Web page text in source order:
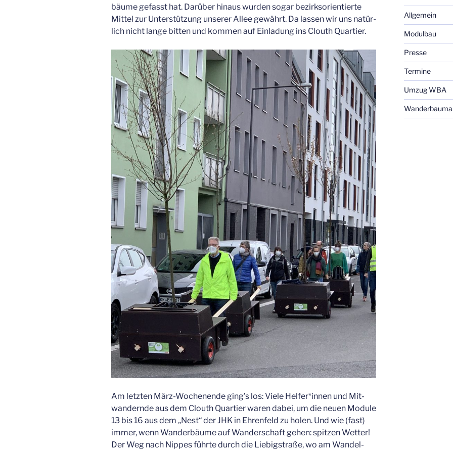
bäu­me gefasst hat. Dar­über hin­aus wur­den sogar bezirks­ori­en­tier­te
Mit­tel zur Unter­stüt­zung unse­rer Allee gewährt. Da las­sen wir uns natür­
lich nicht lan­ge bit­ten und kom­men auf Ein­la­dung ins Clouth Quartier.
Am letz­ten März-Wochen­en­de ging’s los: Vie­le Helfer*innen und Mit­
wan­dern­de aus dem Clouth Quar­tier waren dabei, um die neu­en Modu­le
13 bis 16 aus dem „Nest“ der JHK in Ehren­feld zu holen. Und wie (fast)
immer, wenn Wan­der­bäu­me auf Wan­der­schaft gehen: spit­zen Wet­ter!
Der Weg nach Nip­pes führ­te durch die Lie­big­stra­ße, wo am Wan­del­
Allgemein
Modulbau
Presse
Termine
Umzug WBA